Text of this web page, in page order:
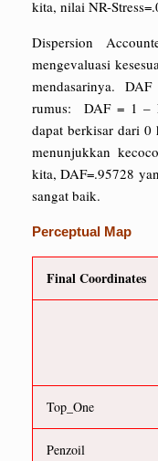
kita, nilai NR-
Dispersion
mengevaluasi
mendasarinya.
rumus: DAF = 1 –
dapat berkisar dari
menunjukkan
kita, DAF=.95728
sangat baik.
Perceptual Map
Final Coordinates
Top_One
Penzoil